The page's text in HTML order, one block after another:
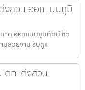
งสวน ออกแบบภูมิ
าด ออกแบบภูมิทัศน์ ทั่ว
มสวยงาม รับดูแ
ตกแต่งสวน